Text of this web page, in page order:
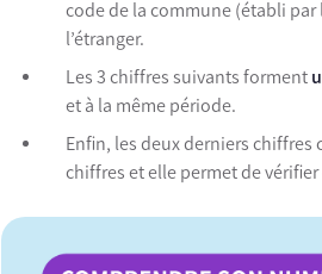
code de la commune (établi par
l’étranger.
Les 3 chiffres suivants forment
et à la même période.
Enfin, les deux derniers chiffres
chiffres et elle permet de